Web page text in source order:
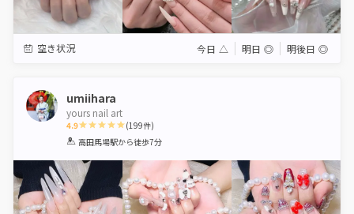
空き状況 今日 △ 明日 ◎ 明後日 ◎
umiihara
yours nail art
4.9
1 2 3 4 5
(199件)
高田馬場駅から徒歩7分